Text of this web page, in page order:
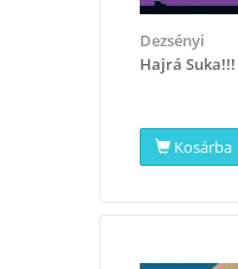
Dezsényi
​Hajrá Suka!!!
Kosárba